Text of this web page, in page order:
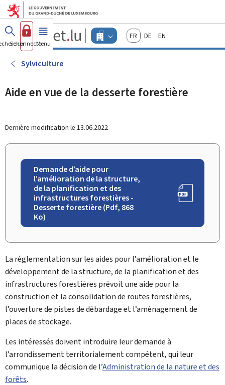
Aller au menu principal
Aller au contenu
Guichet.lu
Changer
d'espace
actif
FrançaisDeutschEnglish
Se connecterMenu principal
Sylviculture
Aide en vue de la desserte forestière
Dernière modification le 13.06.2022
Demande d’aide pour
l’amélioration de la structure,
de la planification et des
infrastructures forestières -
Desserte forestière (Pdf, 868
Ko)
La réglementation sur les aides pour l’amélioration et le
développement de la structure, de la planification et des
infrastructures forestières prévoit une aide pour la
construction et la consolidation de routes forestières,
l’ouverture de pistes de débardage et l’aménagement de
places de stockage.
Les intéressés doivent introduire leur demande à
l’arrondissement territorialement compétent, qui leur
communique la décision de l’Administration de la nature et des
forêts.